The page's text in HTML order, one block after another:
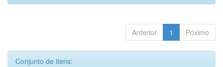
Anterior 1 Póximo
Conjunto de itens: